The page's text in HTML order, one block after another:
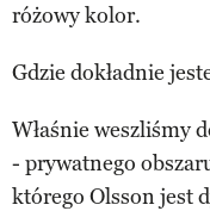
różowy kolor.
Gdzie dokładnie
Właśnie weszliśmy
- prywatnego
którego Olsson jest